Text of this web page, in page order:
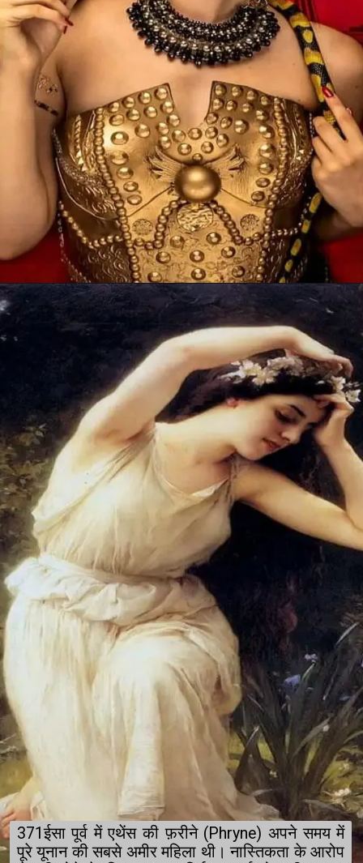
371ईसा पूर्व में एथेंस की फ़रीने (Phryne) अपने समय में
पूरे यूनान की सबसे अमीर महिला थी। नास्तिकता के आरोप